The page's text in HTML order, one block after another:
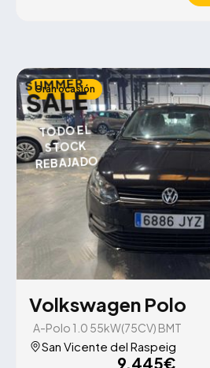
SUMMER
SALE
TODO EL
STOCK
REBAJADO
Gran ocasión
Volkswagen Polo
A-Polo 1.0 55kW(75CV) BMT
San Vicente del Raspeig
9.445€